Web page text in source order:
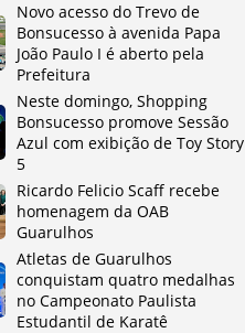
Novo acesso do Trevo de
Bonsucesso à avenida Papa
João Paulo I é aberto pela
Prefeitura
Neste domingo, Shopping
Bonsucesso promove Sessão
Azul com exibição de Toy Story
5
Ricardo Felicio Scaff recebe
homenagem da OAB
Guarulhos
Atletas de Guarulhos
conquistam quatro medalhas
no Campeonato Paulista
Estudantil de Karatê